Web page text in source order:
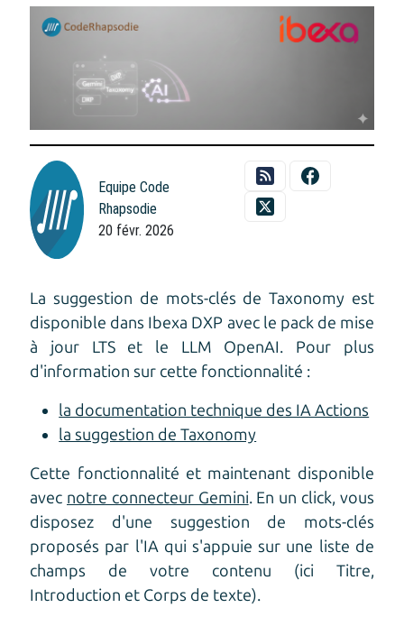
Equipe Code
Rhapsodie
20 févr. 2026
La suggestion de mots-clés de Taxonomy est
disponible dans Ibexa DXP avec le pack de mise
à jour LTS et le LLM OpenAI. Pour plus
d'information sur cette fonctionnalité :
la documentation technique des IA Actions
la suggestion de Taxonomy
Cette fonctionnalité et maintenant disponible
avec notre connecteur Gemini. En un click, vous
disposez d'une suggestion de mots-clés
proposés par l'IA qui s'appuie sur une liste de
champs de votre contenu (ici Titre,
Introduction et Corps de texte).